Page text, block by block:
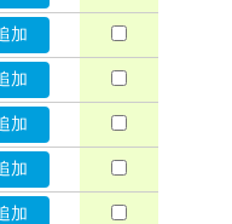
加
加
加
加
加